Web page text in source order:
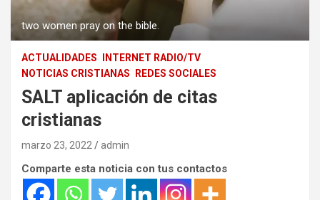
two women pray on the bible.
ACTUALIDADES
INTERNET RADIO/TV
NOTICIAS CRISTIANAS
REDES SOCIALES
SALT aplicación de citas
cristianas
marzo 23, 2022 admin
Comparte esta noticia con tus contactos